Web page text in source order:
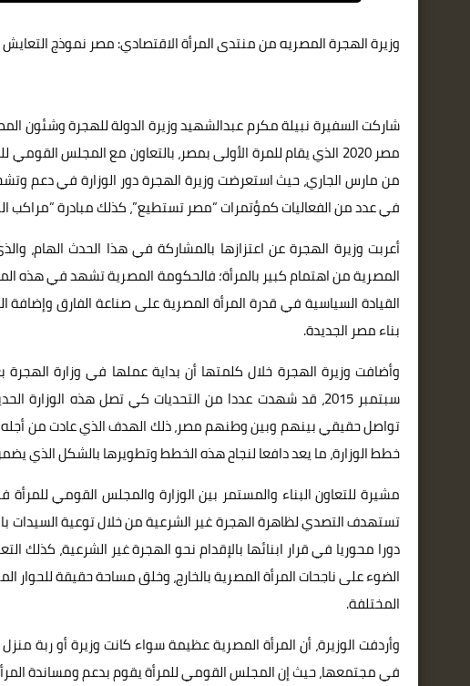
وزيرة الهجرة المصريه من منتدى المرأة الاقتصادي: مصر نموذج التعايش
شاركت السفيرة نبيلة مكرم عبدالشهيد وزيرة الدولة للهجرة وشئون
مصر 2020 الذي يقام للمرة الأولى بمصر، بالتعاون مع المجلس
من مارس الجاري، حيث استعرضت وزيرة الهجرة دور الوزارة في دعم
في عدد من الفعاليات كمؤتمرات “مصر تستطيع”، كذلك مبادرة “مراكب
أعربت وزيرة الهجرة عن اعتزازها بالمشاركة في هذا الحدث الهام،
القيادة السياسية في قدرة المرأة المصرية على صناعة الفارق
بناء مصر الجديدة.
وأضافت وزيرة الهجرة خلال كلمتها أن بداية عملها في وزارة
سبتمبر 2015، قد شهدت عددا من التحديات كي تصل هذه
تواصل حقيقي بينهم وبين وطنهم مصر، ذلك الهدف الذي عادت من أجله
خطط الوزارة، ما يعد دافعا لنجاح هذه الخطط وتطويرها بالشكل الذي
مشيرة للتعاون البناء والمستمر بين الوزارة والمجلس القومي
تستهدف التصدي لظاهرة الهجرة غير الشرعية من خلال توعية السيدات
دورا محوريا في قرار ابنائها بالإقدام نحو الهجرة غير الشرعية،
الضوء على ناجحات المرأة المصرية بالخارج، وخلق مساحة حقيقة
المختلفة.
وأردفت الوزيرة، أن المرأة المصرية عظيمة سواء كانت وزيرة أو ربة
في مجتمعها، حيث إن المجلس القومي للمرأة يقوم بدعم ومساندة